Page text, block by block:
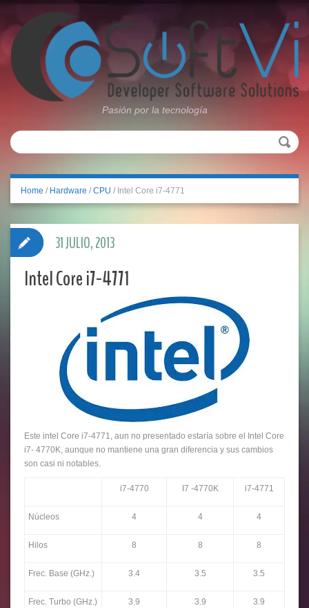
Pasión por la tecnología
Home / Hardware / CPU / Intel Core i7-4771
Intel Core i7-4771
Este intel Core i7-4771, aun no presentado estaría sobre el Intel Core
i7- 4770K, aunque no mantiene una gran diferencia y sus cambios
son casi ni notables.
i7-4770 I7 -4770K i7-4771
Núcleos 4 4 4
Hilos 8 8 8
Frec. Base (GHz.) 3.4 3.5 3.5
Frec. Turbo (GHz.) 3.9 3.9 3.9
31 JULIO, 2013